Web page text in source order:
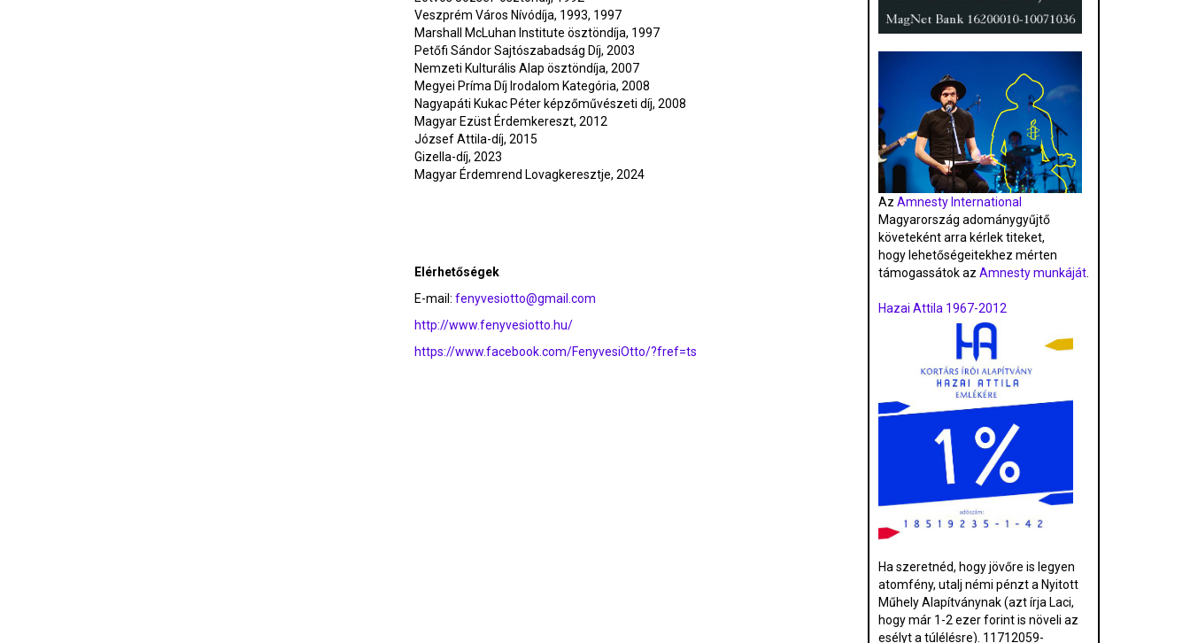
Veszprém Város Nívódíja, 1993, 1997
Marshall McLuhan Institute ösztöndíja, 1997
Petőfi Sándor Sajtószabadság Díj, 2003
Nemzeti Kulturális Alap ösztöndíja, 2007
Megyei Príma Díj Irodalom Kategória, 2008
Nagyapáti Kukac Péter képzőművészeti díj, 2008
Magyar Ezüst Érdemkereszt, 2012
József Attila-díj, 2015
Gizella-díj, 2023
Magyar Érdemrend Lovagkeresztje, 2024
Elérhetőségek
E-mail: fenyvesiotto@gmail.com
http://www.fenyvesiotto.hu/
https://www.facebook.com/FenyvesiOtto/?fref=ts
Az Amnesty International
Magyarország adománygyűjtő
követeként arra kérlek titeket,
hogy lehetőségeitekhez mérten
támogassátok az Amnesty munkáját.
Hazai Attila 1967-2012
Ha szeretnéd, hogy jövőre is legyen
atomfény, utalj némi pénzt a Nyitott
Műhely Alapítványnak (azt írja Laci,
hogy már 1-2 ezer forint is növeli az
esélyt a túlélésre). 11712059-